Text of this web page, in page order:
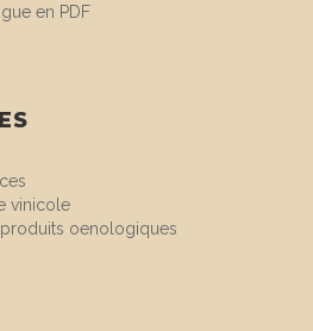
en PDF
vinicole
oenologiques